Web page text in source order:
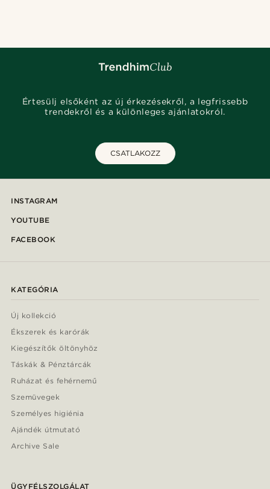
Értesülj elsőként az új érkezésekről, a legfrissebb
trendekről és a különleges ajánlatokról.
CSATLAKOZZ
INSTAGRAM
YOUTUBE
FACEBOOK
KATEGÓRIA
Új kollekció
Ékszerek és karórák
Kiegészítők öltönyhöz
Táskák & Pénztárcák
Ruházat és fehérnemű
Szemüvegek
Személyes higiénia
Ajándék útmutató
Archive Sale
ÜGYFÉLSZOLGÁLAT